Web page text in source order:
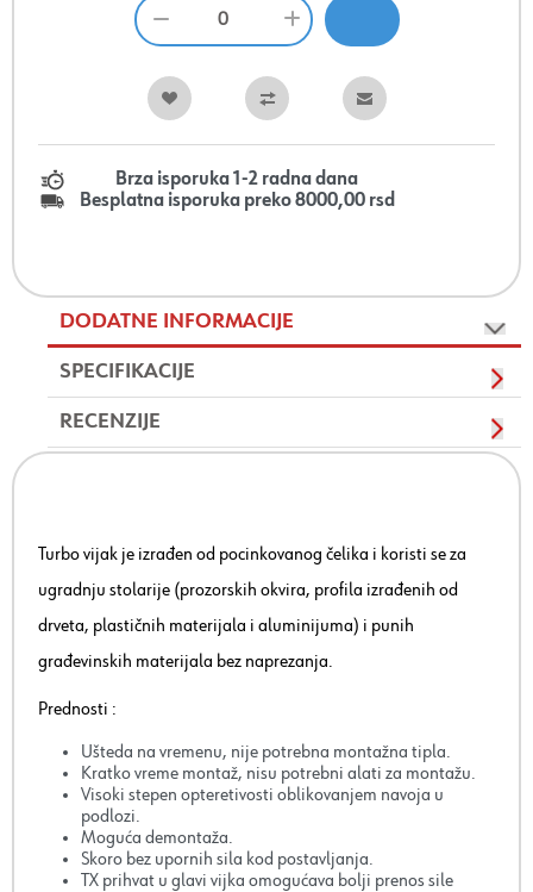
Brza isporuka 1-2 radna dana
Besplatna isporuka preko 8000,00 rsd
DODATNE INFORMACIJE
SPECIFIKACIJE
RECENZIJE
Turbo vijak je izrađen od pocinkovanog čelika i koristi se za
ugradnju stolarije (prozorskih okvira, profila izrađenih od
drveta, plastičnih materijala i aluminijuma) i punih
građevinskih materijala bez naprezanja.
Prednosti :
Ušteda na vremenu, nije potrebna montažna tipla.
Kratko vreme montaž, nisu potrebni alati za montažu.
Visoki stepen opteretivosti oblikovanjem navoja u
podlozi.
Moguća demontaža.
Skoro bez upornih sila kod postavljanja.
TX prihvat u glavi vijka omogućava bolji prenos sile